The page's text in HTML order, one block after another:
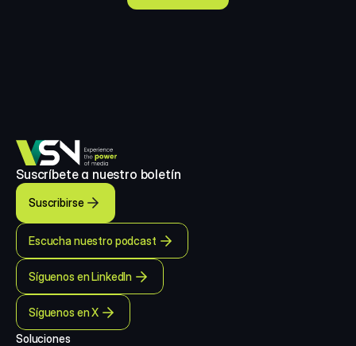
Suscríbete a nuestro boletín
Suscribirse
Escucha nuestro podcast
Síguenos en LinkedIn
Síguenos en X
Soluciones